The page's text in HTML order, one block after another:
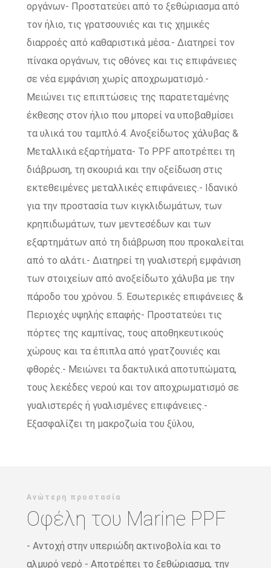
οργάνων- Προστατεύει από το ξεθώριασμα από
τον ήλιο, τις γρατσουνιές και τις χημικές
διαρροές από καθαριστικά μέσα.- Διατηρεί τον
πίνακα οργάνων, τις οθόνες και τις επιφάνειες
σε νέα εμφάνιση χωρίς αποχρωματισμό.-
Μειώνει τις επιπτώσεις της παρατεταμένης
έκθεσης στον ήλιο που μπορεί να υποβαθμίσει
τα υλικά του ταμπλό.4. Ανοξείδωτος χάλυβας &
Μεταλλικά εξαρτήματα- Το PPF αποτρέπει τη
διάβρωση, τη σκουριά και την οξείδωση στις
εκτεθειμένες μεταλλικές επιφάνειες.- Ιδανικό
για την προστασία των κιγκλιδωμάτων, των
κρηπιδωμάτων, των μεντεσέδων και των
εξαρτημάτων από τη διάβρωση που προκαλείται
από το αλάτι.- Διατηρεί τη γυαλιστερή εμφάνιση
των στοιχείων από ανοξείδωτο χάλυβα με την
πάροδο του χρόνου. 5. Εσωτερικές επιφάνειες &
Περιοχές υψηλής επαφής- Προστατεύει τις
πόρτες της καμπίνας, τους αποθηκευτικούς
χώρους και τα έπιπλα από γρατζουνιές και
φθορές.- Μειώνει τα δακτυλικά αποτυπώματα,
τους λεκέδες νερού και τον αποχρωματισμό σε
γυαλιστερές ή γυαλισμένες επιφάνειες.-
Εξασφαλίζει τη μακροζωία του ξύλου,
Ανώτερη προστασία
Οφέλη του Marine PPF
- Αντοχή στην υπεριώδη ακτινοβολία και το
αλμυρό νερό - Αποτρέπει το ξεθώριασμα, την